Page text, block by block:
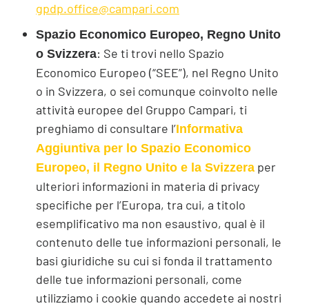
gpdp.office@campari.com
Spazio Economico Europeo, Regno Unito
o Svizzera: Se ti trovi nello Spazio
Economico Europeo (“SEE”), nel Regno Unito
o in Svizzera, o sei comunque coinvolto nelle
attività europee del Gruppo Campari, ti
preghiamo di consultare l’Informativa
Aggiuntiva per lo Spazio Economico
Europeo, il Regno Unito e la Svizzera per
ulteriori informazioni in materia di privacy
specifiche per l’Europa, tra cui, a titolo
esemplificativo ma non esaustivo, qual è il
contenuto delle tue informazioni personali, le
basi giuridiche su cui si fonda il trattamento
delle tue informazioni personali, come
utilizziamo i cookie quando accedete ai nostri